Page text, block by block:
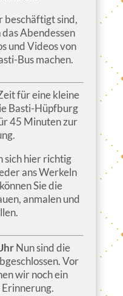
beschäftigt sind,
Abendessen
und Videos von
Bus machen.
für eine kleine
Basti-Hüpfburg
45 Minuten zur
sich hier richtig
ans Werkeln
Sie die
anmalen und
Nun sind die
Vor
wir noch ein